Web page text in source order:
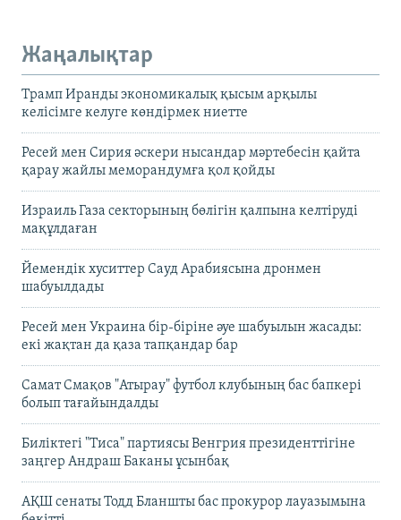
Жаңалықтар
Трамп Иранды экономикалық қысым арқылы
келісімге келуге көндірмек ниетте
Ресей мен Сирия әскери нысандар мәртебесін қайта
қарау жайлы меморандумға қол қойды
Израиль Газа секторының бөлігін қалпына келтіруді
мақұлдаған
Йемендік хуситтер Сауд Арабиясына дронмен
шабуылдады
Ресей мен Украина бір-біріне әуе шабуылын жасады:
екі жақтан да қаза тапқандар бар
Самат Смақов "Атырау" футбол клубының бас бапкері
болып тағайындалды
Биліктегі "Тиса" партиясы Венгрия президенттігіне
заңгер Андраш Баканы ұсынбақ
АҚШ сенаты Тодд Бланшты бас прокурор лауазымына